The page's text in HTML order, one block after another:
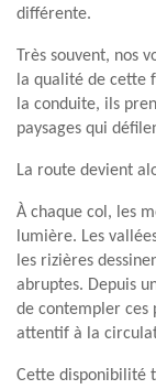
différente.
Très souvent, nos
la qualité de cette
la conduite, ils
paysages qui
La route devient
À chaque col, les
lumière. Les
les rizières
abruptes. Depuis
de contempler ces
attentif à la
Cette disponibilité